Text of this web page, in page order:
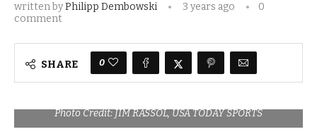
written byPhilipp Dembowski 3 years ago
0
comment
SHARE 0
Photo Credit: JIM RASSOL, USA TODAY SPORTS